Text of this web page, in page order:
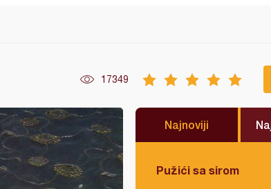
17349
Najnoviji
Pužići sa sirom